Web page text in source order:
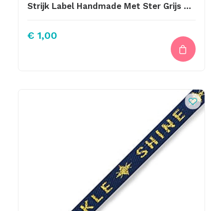
Strijk Label Handmade Met Ster Grijs Met Wit
€ 1,00